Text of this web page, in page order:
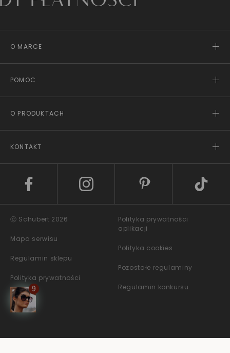
O MARCE
POMOC
O PRODUKTACH
KONTAKT
ⓒ Schubert 2026
Mapa serwisu
Regulamin sklepu
Polityka prywatności
Polityka prywatności
aplikacji
Polityka cookies
Pozostałe regulaminy
Regulamin konkursu